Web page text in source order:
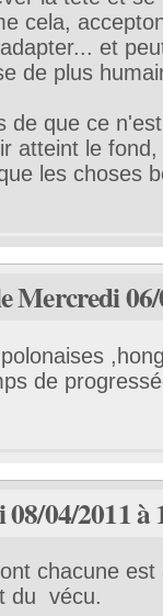
cela,
et
de plus
de que ce
atteint le
les choses
Mercredi
de
04/2011 à
chacune est
du vécu.